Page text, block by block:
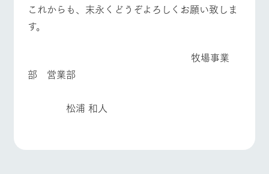
これからも、末永くどうぞよろしくお願い致しま
す。
牧場事業
部 営業部
松浦 和人